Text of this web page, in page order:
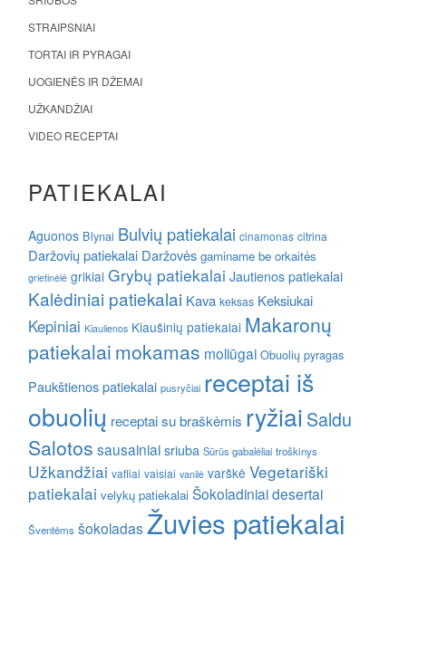
STRAIPSNIAI
TORTAI IR PYRAGAI
UOGIENĖS IR DŽEMAI
UŽKANDŽIAI
VIDEO RECEPTAI
PATIEKALAI
Aguonos Blynai Bulvių patiekalai cinamonas citrina
Daržovių patiekalai Daržovės gaminame be orkaitės
grietinėlė grikiai Grybų patiekalai Jautienos patiekalai
Kalėdiniai patiekalai Kava keksas Keksiukai
Kepiniai Kiaulienos Kiaušinių patiekalai Makaronų
patiekalai mokamas moliūgai Obuolių pyragas
Paukštienos patiekalai pusryčiai receptai iš
obuolių receptai su braškėmis ryžiai Saldu
Salotos sausainiai sriuba Sūrūs gabalėliai troškinys
Užkandžiai vafliai vaisiai vanilė varškė Vegetariški
patiekalai velykų patiekalai Šokoladiniai desertai
Šventėms šokoladasŽuvies patiekalai